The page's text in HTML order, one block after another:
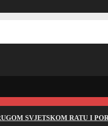
SVJETSKOM RATU I